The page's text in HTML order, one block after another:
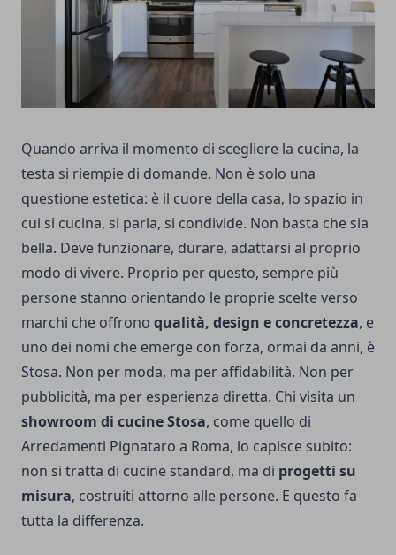
Quando arriva il momento di scegliere la cucina, la
testa si riempie di domande. Non è solo una
questione estetica: è il cuore della casa, lo spazio in
cui si cucina, si parla, si condivide. Non basta che sia
bella. Deve funzionare, durare, adattarsi al proprio
modo di vivere. Proprio per questo, sempre più
persone stanno orientando le proprie scelte verso
marchi che offrono qualità, design e concretezza, e
uno dei nomi che emerge con forza, ormai da anni, è
Stosa. Non per moda, ma per affidabilità. Non per
pubblicità, ma per esperienza diretta. Chi visita un
showroom di cucine Stosa, come quello di
Arredamenti Pignataro a Roma, lo capisce subito:
non si tratta di cucine standard, ma di progetti su
misura, costruiti attorno alle persone. E questo fa
tutta la differenza.